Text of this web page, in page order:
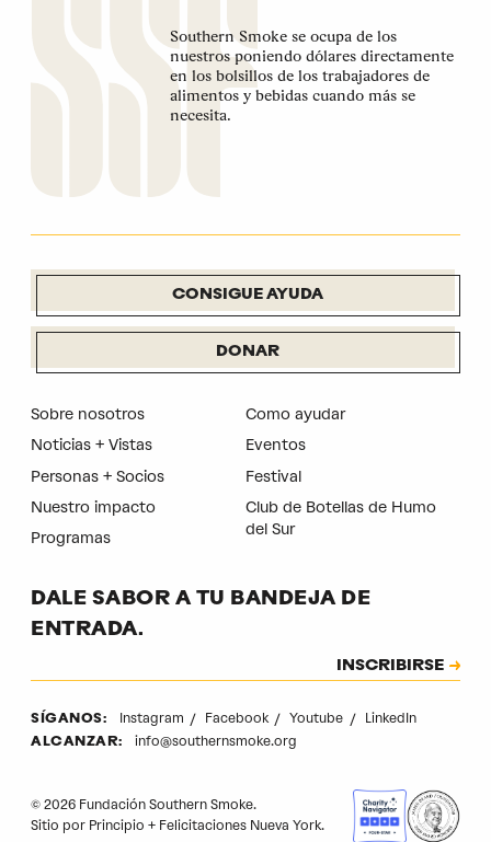
Southern Smoke se ocupa de los
nuestros poniendo dólares directamente
en los bolsillos de los trabajadores de
alimentos y bebidas cuando más se
necesita.
CONSIGUE AYUDA
DONAR
Sobre nosotros
Noticias + Vistas
Personas + Socios
Nuestro impacto
Programas
Como ayudar
Eventos
Festival
Club de Botellas de Humo
del Sur
DALE SABOR A TU BANDEJA DE
ENTRADA.
INSCRIBIRSE
SÍGANOS: Instagram Facebook Youtube LinkedIn
ALCANZAR: info@southernsmoke.org
© 2026 Fundación Southern Smoke.
Sitio por Principio + Felicitaciones Nueva York.